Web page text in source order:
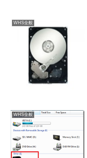
WHS全般
WHS全般